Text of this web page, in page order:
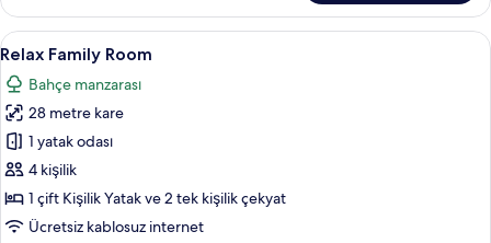
hakkında
daha
fazla
detay
Relax
Family
Room
için
tüm
fotoğrafları
görün
Relax Family Room | Ücretsiz
3
Relax Family Room
Bahçe manzarası
28 metre kare
1 yatak odası
4 kişilik
1 çift Kişilik Yatak ve 2 tek kişilik çekyat
Ücretsiz kablosuz internet